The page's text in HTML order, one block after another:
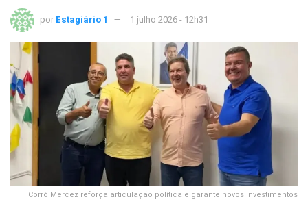
por Estagiário 1 1 julho 2026 - 12h31
Corró Mercez reforça articulação política e garante novos investimentos